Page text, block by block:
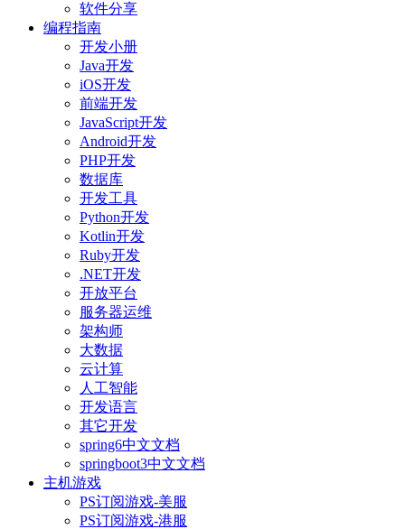
软件分享
编程指南
开发小册
Java开发
iOS开发
前端开发
JavaScript开发
Android开发
PHP开发
数据库
开发工具
Python开发
Kotlin开发
Ruby开发
.NET开发
开放平台
服务器运维
架构师
大数据
云计算
人工智能
开发语言
其它开发
spring6中文文档
springboot3中文文档
主机游戏
PS订阅游戏-美服
PS订阅游戏-港服